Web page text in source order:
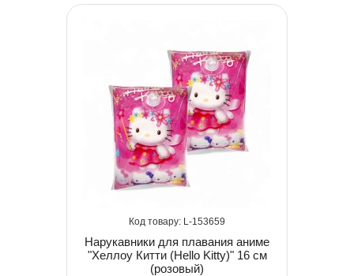
153659
Нарукавники для плавания аниме
"Хеллоу Китти (Hello Kitty)" 16 см
(розовый)